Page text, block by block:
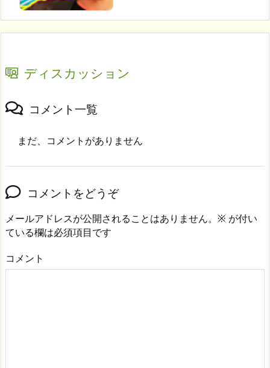
ディスカッション
コメント一覧
まだ、コメントがありません
コメントをどうぞ
メールアドレスが公開されることはありません。 ※ が付い
ている欄は必須項目です
コメント